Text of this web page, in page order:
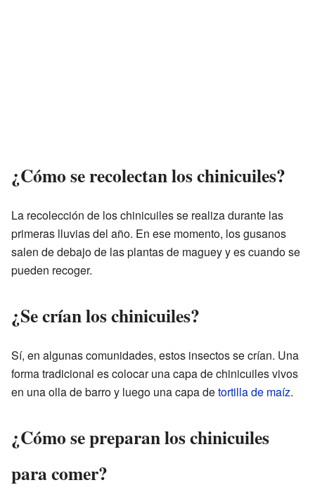
¿Cómo se recolectan los chinicuiles?
La recolección de los chinicuiles se realiza durante las
primeras lluvias del año. En ese momento, los gusanos
salen de debajo de las plantas de maguey y es cuando se
pueden recoger.
¿Se crían los chinicuiles?
Sí, en algunas comunidades, estos insectos se crían. Una
forma tradicional es colocar una capa de chinicuiles vivos
en una olla de barro y luego una capa detortilla de maíz.
¿Cómo se preparan los chinicuiles
para comer?